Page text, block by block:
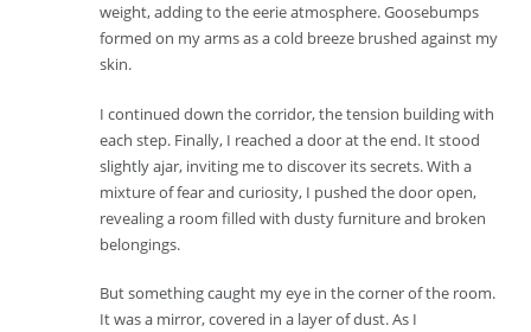
weight, adding to the eerie atmosphere. Goosebumps
formed on my arms as a cold breeze brushed against my
skin.
I continued down the corridor, the tension building with
each step. Finally, I reached a door at the end. It stood
slightly ajar, inviting me to discover its secrets. With a
mixture of fear and curiosity, I pushed the door open,
revealing a room filled with dusty furniture and broken
belongings.
But something caught my eye in the corner of the room.
It was a mirror, covered in a layer of dust. As I